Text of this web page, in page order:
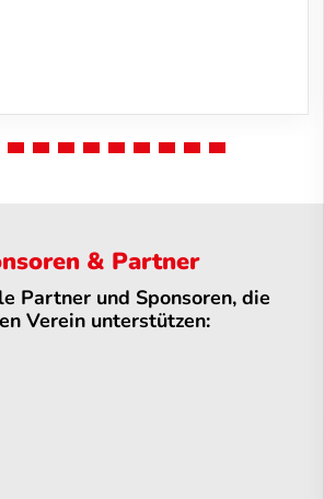
& Partner
Partner und Sponsoren, die
Verein unterstützen: